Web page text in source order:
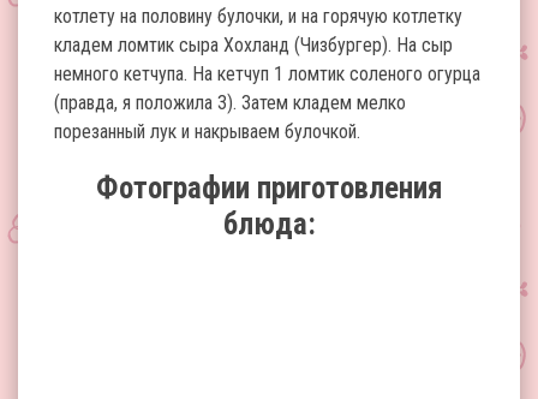
котлету на половину булочки, и на горячую котлетку
кладем ломтик сыра Хохланд (Чизбургер). На сыр
немного кетчупа. На кетчуп 1 ломтик соленого огурца
(правда, я положила 3). Затем кладем мелко
порезанный лук и накрываем булочкой.
Фотографии приготовления
блюда: